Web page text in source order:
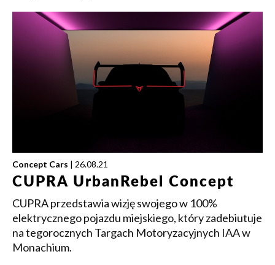
Concept Cars | 26.08.21
CUPRA UrbanRebel Concept
CUPRA przedstawia wizję swojego w 100%
elektrycznego pojazdu miejskiego, który zadebiutuje
na tegorocznych Targach Motoryzacyjnych IAA w
Monachium.